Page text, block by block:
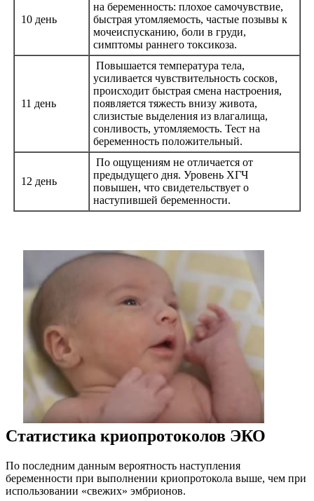
10 день
на беременность: плохое самочувствие,
быстрая утомляемость, частые позывы к
мочеиспусканию, боли в груди,
симптомы раннего токсикоза.
11 день
Повышается температура тела,
усиливается чувствительность сосков,
происходит быстрая смена настроения,
появляется тяжесть внизу живота,
слизистые выделения из влагалища,
сонливость, утомляемость. Тест на
беременность положительный.
12 день
По ощущениям не отличается от
предыдущего дня. Уровень ХГЧ
повышен, что свидетельствует о
наступившей беременности.
Статистика криопротоколов ЭКО
По последним данным вероятность наступления
беременности при выполнении криопротокола выше, чем при
использовании «свежих» эмбрионов.